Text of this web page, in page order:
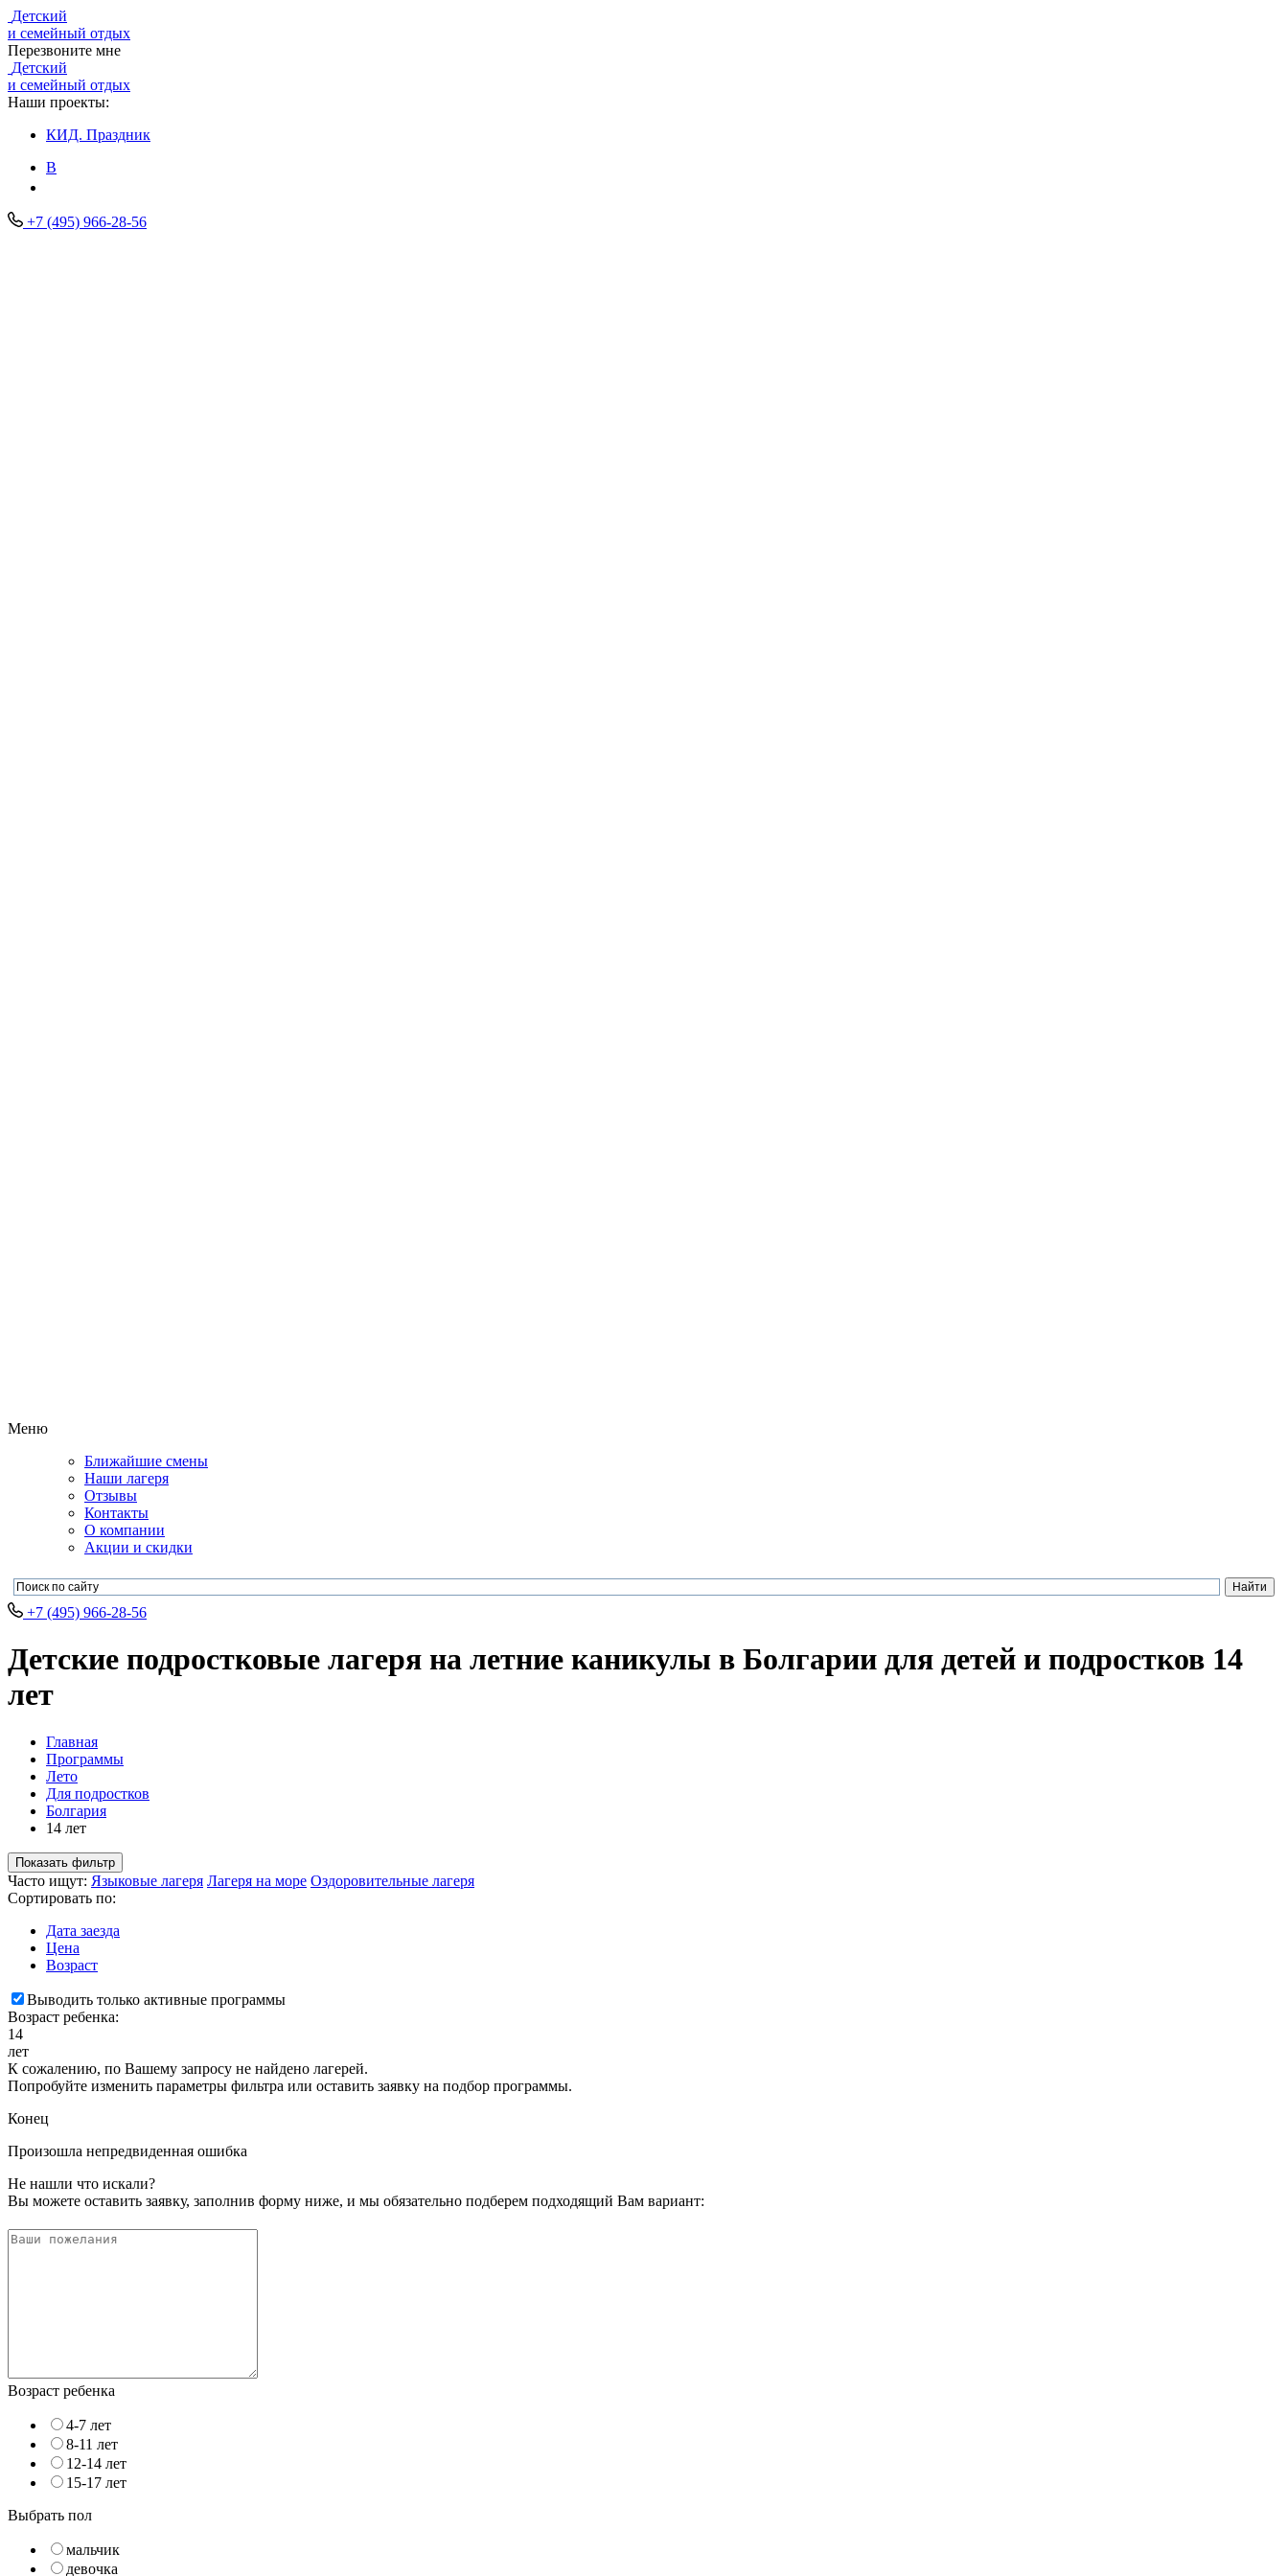
Детский
и семейный отдых
Перезвоните мне
Детский
и семейный отдых
Наши проекты:
КИД. Праздник
В
+7 (495) 966-28-56
Меню
Ближайшие смены
Наши лагеря
Отзывы
Контакты
О компании
Акции и скидки
+7 (495) 966-28-56
Детские подростковые лагеря на летние каникулы в Болгарии для детей и подростков 14
лет
Главная
Программы
Лето
Для подростков
Болгария
14 лет
Показать фильтр
Часто ищут: Языковые лагеря Лагеря на море Оздоровительные лагеря
Сортировать по:
Дата заезда
Цена
Возраст
Выводить только активные программы
Возраст ребенка:
14
лет
К сожалению, по Вашему запросу не найдено лагерей.
Попробуйте изменить параметры фильтра или оставить заявку на подбор программы.
Конец
Произошла непредвиденная ошибка
Не нашли что искали?
Вы можете оставить заявку, заполнив форму ниже, и мы обязательно подберем подходящий Вам вариант:
Возраст ребенка
4-7 лет
8-11 лет
12-14 лет
15-17 лет
Выбрать пол
мальчик
девочка